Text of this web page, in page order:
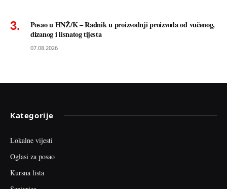
Posao u HNŽ/K – Radnik u proizvodnji proizvoda od vučenog,
dizanog i lisnatog tijesta
07.08.2026
Kategorije
Lokalne vijesti
Oglasi za posao
Kursna lista